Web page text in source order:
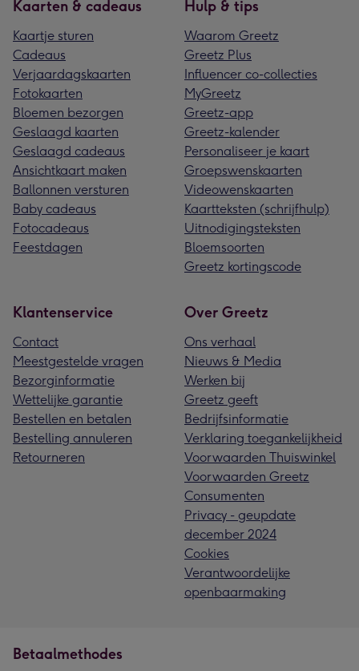
Kaarten & cadeaus
Kaartje sturen
Cadeaus
Verjaardagskaarten
Fotokaarten
Bloemen bezorgen
Geslaagd kaarten
Geslaagd cadeaus
Ansichtkaart maken
Ballonnen versturen
Baby cadeaus
Fotocadeaus
Feestdagen
Hulp & tips
Waarom Greetz
Greetz Plus
Influencer co-collecties
MyGreetz
Greetz-app
Greetz-kalender
Personaliseer je kaart
Groepswenskaarten
Videowenskaarten
Kaartteksten (schrijfhulp)
Uitnodigingsteksten
Bloemsoorten
Greetz kortingscode
Klantenservice
Contact
Meestgestelde vragen
Bezorginformatie
Wettelijke garantie
Bestellen en betalen
Bestelling annuleren
Retourneren
Over Greetz
Ons verhaal
Nieuws & Media
Werken bij
Greetz geeft
Bedrijfsinformatie
Verklaring toegankelijkheid
Voorwaarden Thuiswinkel
Voorwaarden Greetz
Consumenten
Privacy - geupdate
december 2024
Cookies
Verantwoordelijke
openbaarmaking
Betaalmethodes